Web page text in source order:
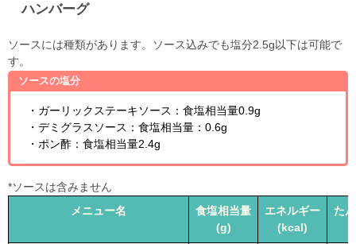
ハンバーグ
ソースには種類があります。ソース込みでも塩分2.5g以下は可能で
す。
ソースの塩分
・ガーリックステーキソース：食塩相当量0.9g
・デミグラスソース：食塩相当量：0.6g
・ポン酢：食塩相当量2.4g
*ソースは含みません
メニュー名
食塩相当量
(g)
エネルギー
(kcal)
た